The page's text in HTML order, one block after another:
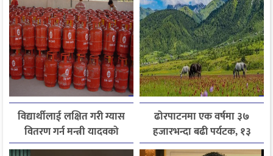
विद्यार्थीलाई लक्षित गरी ग्यास
वितरण गर्न मन्त्री यादवको
निर्देशन
ढोरपाटनमा एक वर्षमा ३७
हजारभन्दा बढी पर्यटक, १३
हजारले बढ्यो आगमन